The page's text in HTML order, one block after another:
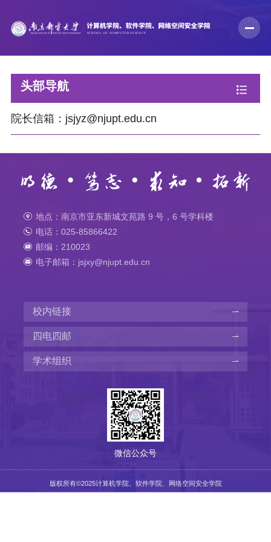
头部导航
院长信箱：jsjyz@njupt.edu.cn
地点：南京市亚东新城文苑路 9 号，6 号学科楼
电话：025-85866422
邮编：210023
电子邮箱：jsjxy@njupt.edu.cn
校内链接
四电四邮
学术组织
微信公众号
版权所有©️2025计算机学院、软件学院、网络空间安全学院